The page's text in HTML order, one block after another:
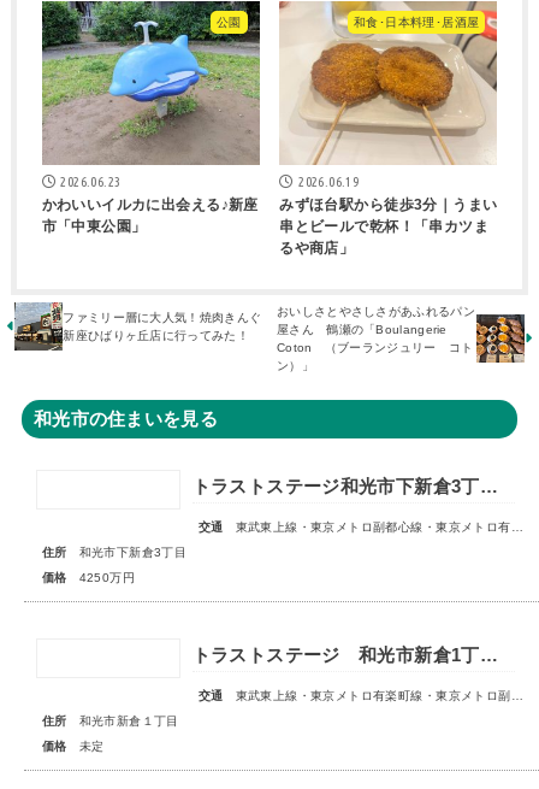
公園
2026.06.23
かわいいイルカに出会える♪新座
市「中東公園」
和食･日本料理･居酒屋
2026.06.19
みずほ台駅から徒歩3分｜うまい
串とビールで乾杯！「串カツま
るや商店」
ファミリー層に大人気！焼肉きんぐ
新座ひばりヶ丘店に行ってみた！
おいしさとやさしさがあふれるパン
屋さん 鶴瀬の「Boulangerie
Coton （ブーランジュリー コト
ン）」
和光市の住まいを見る
トラストステージ和光市下新倉3丁目16期◇限定1区画◇
交通
東武東上線・東京メトロ副都心線・東京メトロ有楽町線「和光市」駅 徒歩19分
住所
和光市下新倉3丁目
価格
4250万円
トラストステージ 和光市新倉1丁目17期 全5区画■第1期分譲 販売予告■
交通
東武東上線・東京メトロ有楽町線・東京メトロ副都心線「和光市」駅 徒歩14～15分
住所
和光市新倉１丁目
価格
未定